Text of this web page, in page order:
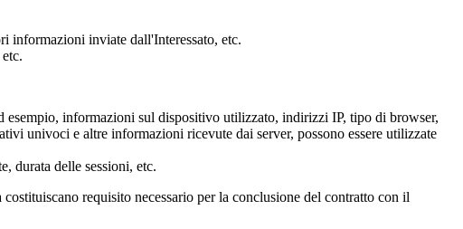
informazioni inviate dall'Interessato, etc.
informazioni sul dispositivo utilizzato, indirizzi IP, tipo di browser,
univoci e altre informazioni ricevute dai server, possono essere utilizzate
durata delle sessioni, etc.
requisito necessario per la conclusione del contratto con il